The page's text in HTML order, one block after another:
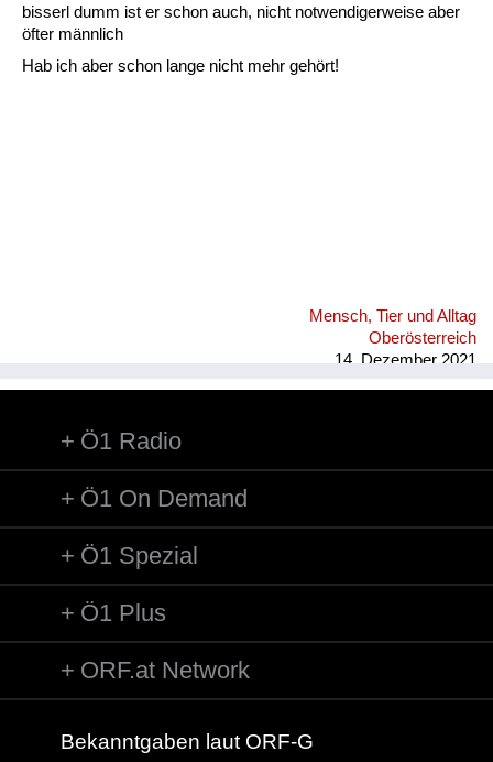
bisserl dumm ist er schon auch, nicht notwendigerweise aber
öfter männlich
Hab ich aber schon lange nicht mehr gehört!
Mensch, Tier und Alltag
Oberösterreich
14. Dezember 2021
Ö1 Radio
Ö1 On Demand
Ö1 Spezial
Ö1 Plus
ORF.at Network
Bekanntgaben laut ORF-G